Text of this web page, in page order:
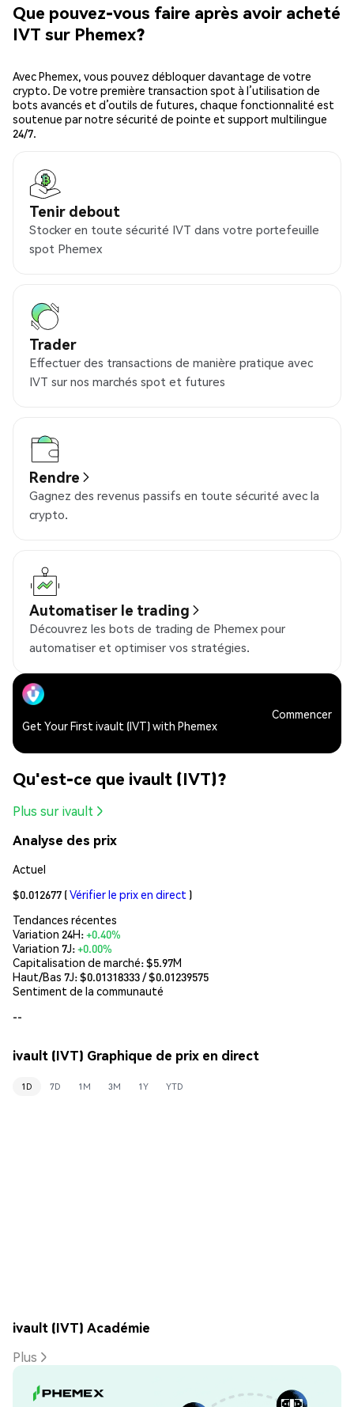
Que pouvez-vous faire après avoir acheté
IVT sur Phemex?
Avec Phemex, vous pouvez débloquer davantage de votre
crypto. De votre première transaction spot à l’utilisation de
bots avancés et d’outils de futures, chaque fonctionnalité est
soutenue par notre sécurité de pointe et support multilingue
24/7.
Tenir debout
Stocker en toute sécurité IVT dans votre portefeuille
spot Phemex
Trader
Effectuer des transactions de manière pratique avec
IVT sur nos marchés spot et futures
Rendre
Gagnez des revenus passifs en toute sécurité avec la
crypto.
Automatiser le trading
Découvrez les bots de trading de Phemex pour
automatiser et optimiser vos stratégies.
Get Your First ivault (IVT) with Phemex
Commencer
Qu'est-ce que ivault (IVT)?
Plus sur ivault
Analyse des prix
Actuel
$0.012677 (Vérifier le prix en direct )
Tendances récentes
Variation 24H:+0.40%
Variation 7J:+0.00%
Capitalisation de marché:$5.97M
Haut/Bas 7J: $0.01318333/ $0.01239575
Sentiment de la communauté
--
ivault (IVT) Graphique de prix en direct
1D 7D 1M 3M 1Y YTD
ivault (IVT) Académie
Plus